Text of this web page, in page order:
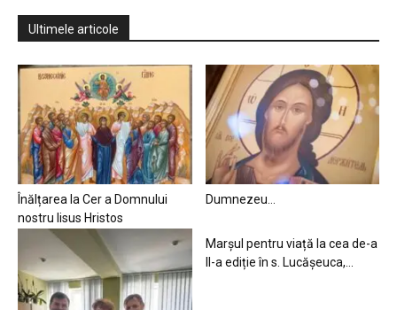
Ultimele articole
Înălțarea la Cer a Domnului
nostru Iisus Hristos
Dumnezeu…
Marșul pentru viață la cea de-a
II-a ediție în s. Lucășeuca,...